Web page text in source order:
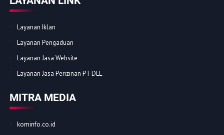
Layanan Iklan
Layanan Pengaduan
Layanan Jasa Website
Layanan Jasa Perizinan PT DLL
MITRA MEDIA
kominfo.co.id